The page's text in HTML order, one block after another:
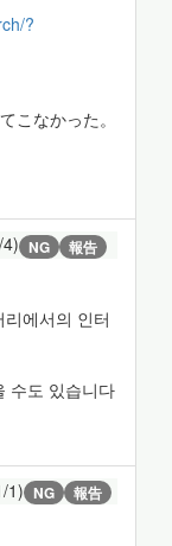
?
なかった。
NG 報告
에서의 인터
수도 있습니다
1) NG 報告